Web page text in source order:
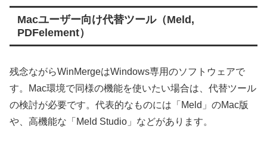
Macユーザー向け代替ツール（Meld,
PDFelement）
残念ながらWinMergeはWindows専用のソフトウェアで
す。Mac環境で同様の機能を使いたい場合は、代替ツール
の検討が必要です。代表的なものには「Meld」のMac版
や、高機能な「Meld Studio」などがあります。